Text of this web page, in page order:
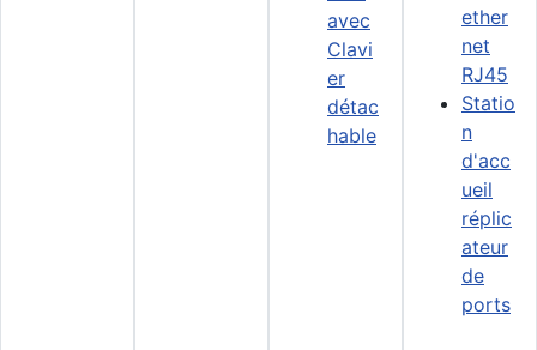
avec
Clavi
er
détac
hable
ether
net
RJ45
Statio
n
d'acc
ueil
réplic
ateur
de
ports